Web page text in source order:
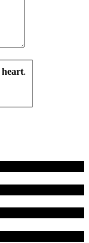
heart.